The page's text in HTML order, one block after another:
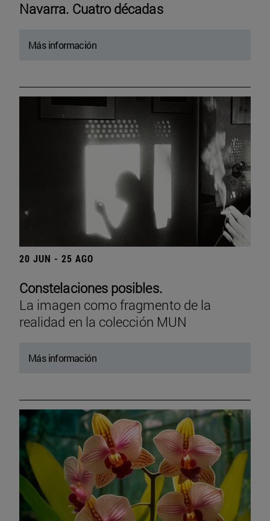
Navarra. Cuatro décadas
Más información
20 JUN - 25 AGO
Constelaciones posibles.
La imagen como fragmento de la
realidad en la colección MUN
Más información